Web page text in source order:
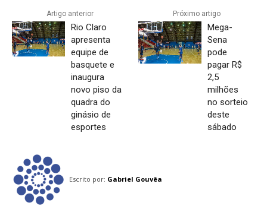
Artigo anterior
Rio Claro
apresenta
equipe de
basquete e
inaugura
novo piso da
quadra do
ginásio de
esportes
Próximo artigo
Mega-
Sena
pode
pagar R$
2,5
milhões
no sorteio
deste
sábado
Escrito por: Gabriel Gouvêa